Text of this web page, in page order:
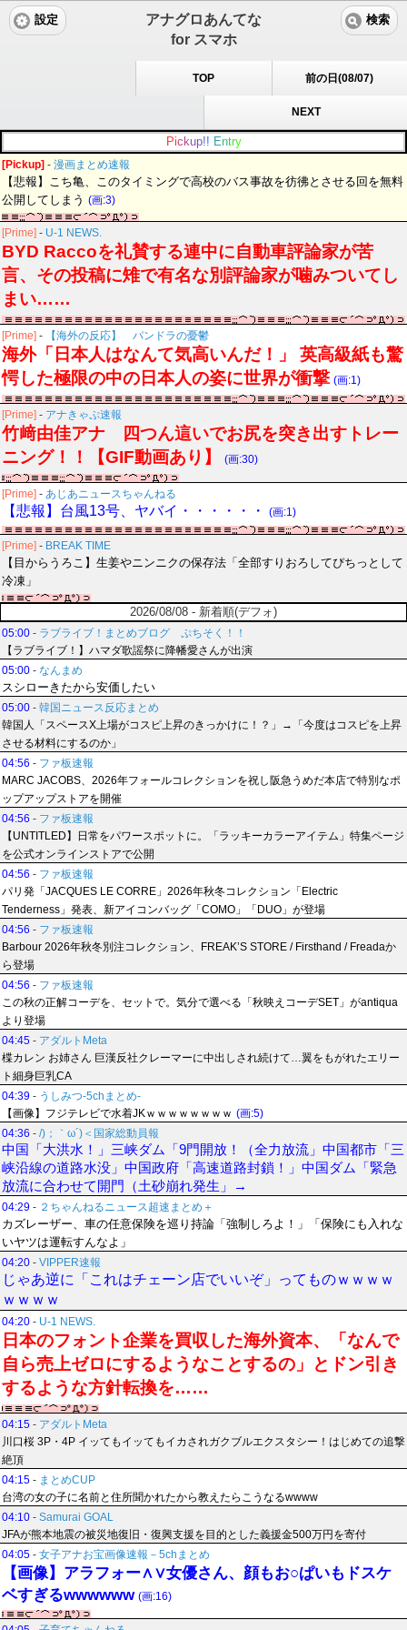
アナグロあんてな
for スマホ
設定 検索
TOP 前の日(08/07)
NEXT
Pic kup!! Entry
[Pickup] - 漫画まとめ速報
【悲報】こち亀、このタイミングで高校のバス事故を彷彿とさせる回を無料
公開してしまう (画:3)
[Prime] - U-1 NEWS.
BYD Raccoを礼賛する連中に自動車評論家が苦
言、その投稿に雉で有名な別評論家が噛みついてし
まい……
[Prime] - 【海外の反応】 パンドラの憂鬱
海外「日本人はなんて気高いんだ！」 英高級紙も驚
愕した極限の中の日本人の姿に世界が衝撃 (画:1)
[Prime] - アナきゃぷ速報
竹﨑由佳アナ 四つん這いでお尻を突き出すトレー
ニング！！【GIF動画あり】
(画:30)
[Prime] - あじあニュースちゃんねる
【悲報】台風13号、ヤバイ・・・・・・ (画:1)
[Prime] - BREAK TIME
【目からうろこ】生姜やニンニクの保存法「全部すりおろしてぴちっとして
冷凍」
2026/08/08 - 新着順(デフォ)
05:00 - ラブライブ！まとめブログ ぷちそく！！
【ラブライブ！】ハマダ歌謡祭に降幡愛さんが出演
05:00 - なんまめ
スシローきたから安価したい
05:00 - 韓国ニュース反応まとめ
韓国人「スペースX上場がコスピ上昇のきっかけに！？」→「今度はコスピを上昇
させる材料にするのか」
04:56 - ファ板速報
MARC JACOBS、2026年フォールコレクションを祝し阪急うめだ本店で特別なポ
ップアップストアを開催
04:56 - ファ板速報
【UNTITLED】日常をパワースポットに。「ラッキーカラーアイテム」特集ページ
を公式オンラインストアで公開
04:56 - ファ板速報
パリ発「JACQUES LE CORRE」2026年秋冬コレクション「Electric
Tenderness」発表、新アイコンバッグ「COMO」「DUO」が登場
04:56 - ファ板速報
Barbour 2026年秋冬別注コレクション、FREAK’S STORE / Firsthand / Freadaか
ら登場
04:56 - ファ板速報
この秋の正解コーデを、セットで。気分で選べる「秋映えコーデSET」がantiqua
より登場
04:45 - アダルトMeta
楪カレン お姉さん 巨漢反社クレーマーに中出しされ続けて…翼をもがれたエリー
ト細身巨乳CA
04:39 - うしみつ-5chまとめ-
【画像】フジテレビで水着JKｗｗｗｗｗｗｗｗ (画:5)
04:36 - /)；｀ω´)＜国家総動員報
中国「大洪水！」三峡ダム「9門開放！（全力放流」中国都市「三
峡沿線の道路水没」中国政府「高速道路封鎖！」中国ダム「緊急
放流に合わせて開門（土砂崩れ発生」→
04:29 - ２ちゃんねるニュース超速まとめ＋
カズレーザー、車の任意保険を巡り持論「強制しろよ！」「保険にも入れな
いヤツは運転すんなよ」
04:20 - VIPPER速報
じゃあ逆に「これはチェーン店でいいぞ」ってものｗｗｗｗ
ｗｗｗｗ
04:20 - U-1 NEWS.
日本のフォント企業を買収した海外資本、「なんで
自ら売上ゼロにするようなことするの」とドン引き
するような方針転換を……
04:15 - アダルトMeta
川口桜 3P・4P イッてもイッてもイカされガクブルエクスタシー！はじめての追撃
絶頂
04:15 - まとめCUP
台湾の女の子に名前と住所聞かれたから教えたらこうなるwwww
04:10 - Samurai GOAL
JFAが熊本地震の被災地復旧・復興支援を目的とした義援金500万円を寄付
04:05 - 女子アナお宝画像速報－5chまとめ
【画像】アラフォー∧∨女優さん、顔もお○ぱいもドスケ
ベすぎるwwwwww (画:16)